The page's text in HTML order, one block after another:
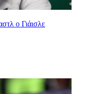
ο Γιάισλε